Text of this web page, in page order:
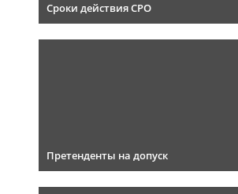
Сроки действия СРО
Претенденты на допуск